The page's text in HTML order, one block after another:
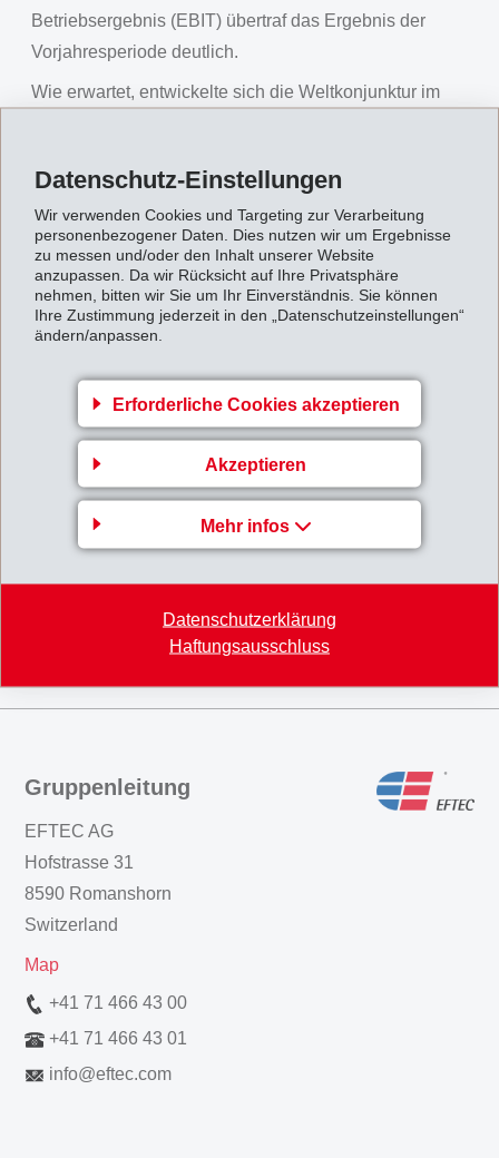
Datenschutz-Einstellungen
Wir verwenden Cookies und Targeting zur Verarbeitung
personenbezogener Daten. Dies nutzen wir um Ergebnisse
zu messen und/oder den Inhalt unserer Website
anzupassen. Da wir Rücksicht auf Ihre Privatsphäre
nehmen, bitten wir Sie um Ihr Einverständnis. Sie können
Ihre Zustimmung jederzeit in den „Datenschutzeinstellungen“
ändern/anpassen.
Erforderliche Cookies akzeptieren
Akzeptieren
Mehr infos
Datenschutzerklärung
Haftungsausschluss
Betriebsergebnis (EBIT) übertraf das Ergebnis der
Vorjahresperiode deutlich.
Wie erwartet, entwickelte sich die Weltkonjunktur im
ihr Wachstum fort, während sich die
krisengeschüttelten europäischen Märkte zusehends
erholten.
EMS gelang es, das innovative Spezialitätengeschäft
erfolgreich voranzutreiben und neue Anwendungen zu
erschliessen. Die weltweiten Marktpositionen wurden
erweitert und China als Innovationsschwerpunkt
ausgebaut.
schwächere Währungen schmälerten das
Umsatzwachstum in Schweizer Franken.
Zurück zur Übersicht
Gruppenleitung
EFTEC AG
Hofstrasse 31
8590 Romanshorn
Switzerland
Map
+41 71 466 43 00
+41 71 466 43 01
info@eftec.com